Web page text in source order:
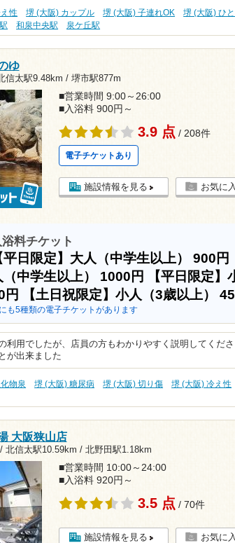
性 堺 (大阪) カップル 堺 (大阪) 子連れOK 堺 (大阪) ひ
和泉中央駅 泉ケ丘駅
ゆ
信太駅9.48km / 堺市駅877m
■営業時間 9:00～26:00
■入浴料 900円～
3.9 点 / 208件
電子チケットあり
施設情報を見る お気に
浴料チケット
平日限定】大人（中学生以上） 900円
（中学生以上） 1000円 【平日限定】
円
【土日祝限定】小人（3歳以上）
も5種類の電子チケットがあります
利用でしたが、店員の方もわかりやすく説明してくだ
が出来ました
物泉 堺 (大阪) 糖尿病 堺 (大阪) 切り傷 堺 (大阪) 冷え性
大阪狭山店
北信太駅10.59km / 北野田駅1.18km
■営業時間 10:00～24:00
■入浴料 920円～
3.5 点 / 70件
施設情報を見る お気に